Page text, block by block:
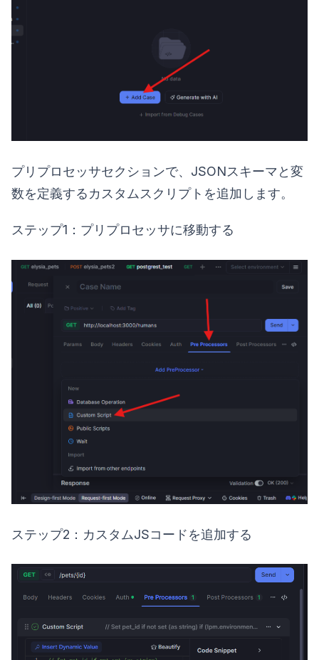
プリプロセッサセクションで、JSONスキーマと変
数を定義するカスタムスクリプトを追加します。
ステップ1：プリプロセッサに移動する
ステップ2：カスタムJSコードを追加する